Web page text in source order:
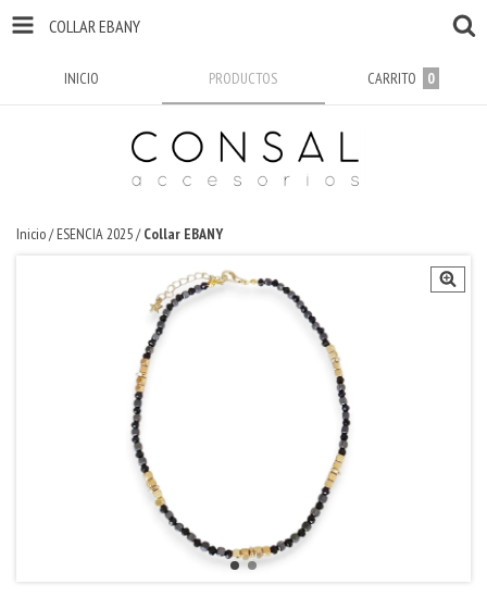
COLLAR EBANY
INICIO PRODUCTOS CARRITO 0
Inicio/ ESENCIA 2025/ Collar EBANY